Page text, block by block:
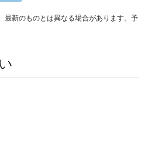
最新のものとは異なる場合があります。予